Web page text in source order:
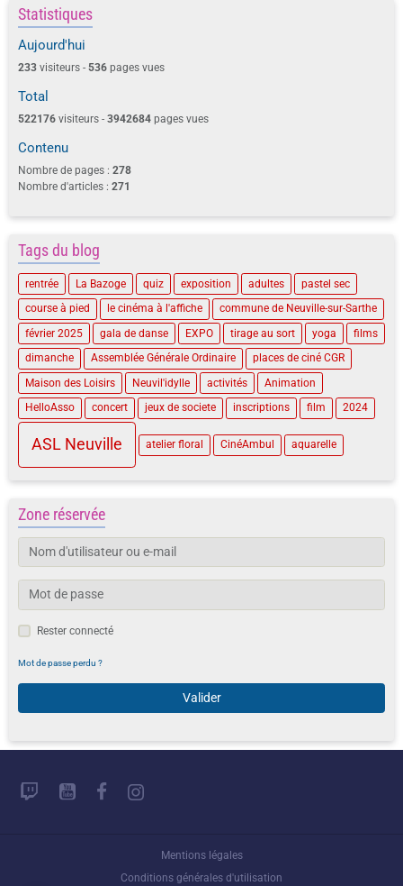
Statistiques
Aujourd'hui
233 visiteurs - 536 pages vues
Total
522176 visiteurs - 3942684 pages vues
Contenu
Nombre de pages : 278
Nombre d'articles : 271
Tags du blog
rentrée La Bazoge quiz exposition adultes
pastel sec
course à pied
le cinéma à l'affiche
commune de Neuville-sur-Sarthe
février 2025
gala de danse EXPO tirage au sort yoga
films
dimanche
Assemblée Générale Ordinaire
places de ciné CGR
Maison des Loisirs
Neuvil'idylle activités
Animation
HelloAsso
concert jeux de societe inscriptions film 2024
ASL Neuville atelier floral CinéAmbul aquarelle
Zone réservée
Rester connecté
Mot de passe perdu ?
Valider
Mentions légales
Conditions générales d'utilisation